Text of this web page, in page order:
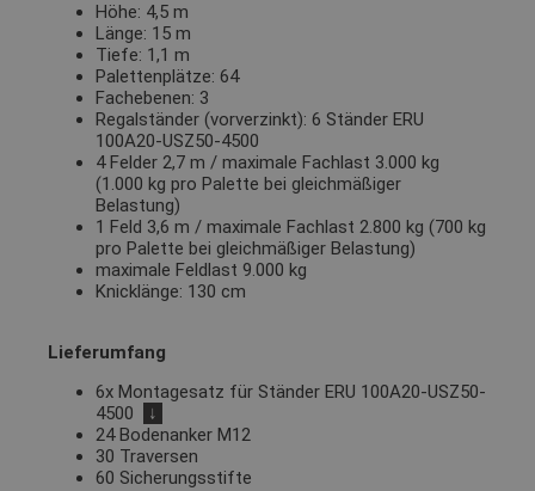
Höhe: 4,5 m
Länge: 15 m
Tiefe: 1,1 m
Palettenplätze: 64
Fachebenen: 3
Regalständer (vorverzinkt): 6 Ständer ERU
100A20-USZ50-4500
4 Felder 2,7 m / maximale Fachlast 3.000 kg
(1.000 kg pro Palette bei gleichmäßiger
Belastung)
1 Feld 3,6 m / maximale Fachlast 2.800 kg (700 kg
pro Palette bei gleichmäßiger Belastung)
maximale Feldlast 9.000 kg
Knicklänge: 130 cm
Lieferumfang
6x Montagesatz für Ständer ERU 100A20-USZ50-
4500
↓
24 Bodenanker M12
30 Traversen
60 Sicherungsstifte